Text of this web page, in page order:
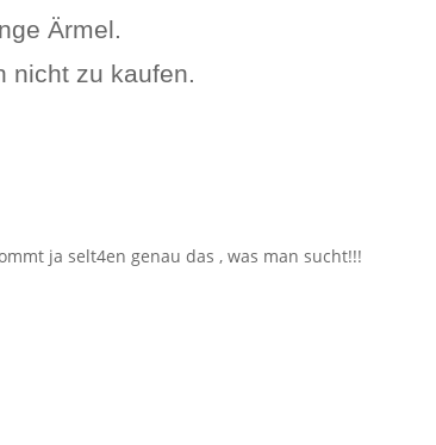
Ärmel.
nicht zu kaufen.
ja selt4en genau das , was man sucht!!!